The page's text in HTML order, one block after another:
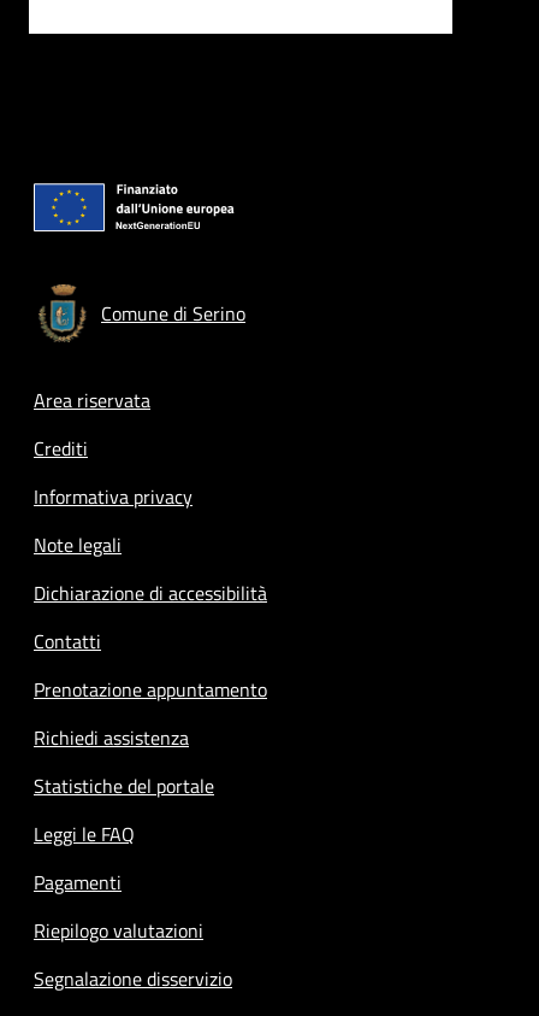
Comune di Serino
Footer menu
Area riservata
Crediti
Informativa privacy
Note legali
Dichiarazione di accessibilità
Contatti
Prenotazione appuntamento
Richiedi assistenza
Statistiche del portale
Leggi le FAQ
Pagamenti
Riepilogo valutazioni
Segnalazione disservizio